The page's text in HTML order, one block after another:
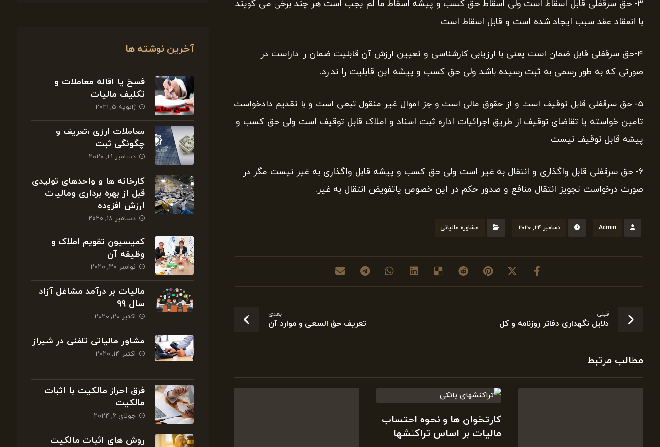
۳- حق سرقفلی قابل اسقاط است ولی اسقاط حق کسب و پیشه اسقاط ما لم یجب است هر چند برخی می گویند
با انعقاد عقد سبب ایجاد شده است و قابل اسقاط است.
۴-حق سرقفلی قابل ضمان است یعنی با ارزیابی کارشناسی و تعیین ارزش آن قابلیت ضمان را داراست در
صورتی که به طور رسمی به ثبت رسیده باشد ولی حق کسب و پیشه این قابلیت را ندارد.
۵- حق سرقفلی قابل توقیف است و از حقوق مالی است و جز اموال غیر منقول تبعی است و با تقدیم دادخواست
تامین خواسته یا تقاضای توقیف از طریق اجرائیات اداره ثبت اسناد و املاک قابل توقیف است ولی حق کسب و
پیشه قابل توقیف نیست.
۶- حق سرقفلی قابل واگذاری و انتقال به غیر است ولی حق کسب و پیشه قابل واگذاری به غیر نیست مگر در
صورت درخواست تجویز انتقال منافع و صدور حکم در این خصوص یاتفویض انتقال به غیر.
Admin دسامبر ۲۴, ۲۰۲۰ مشاوره مالیاتی
قبلی
دلایل نگهداری دفاتر روزنامه و کل
بعدی
تعریف حق السعی و موارد آن
مطالب مرتبط
کارتخوان ها و نحوه احتساب
مالیات بر اساس تراکنشها
آخرین نوشته ها
فسخ یا اقاله معاملات و
تکلیف مالیات
ژانویه ۵, ۲۰۲۱
معاملات ارزی ،تعریف و
چگونگی ثبت
دسامبر ۲۱, ۲۰۲۰
کارخانه ها و واحدهای تولیدی
قبل از بهره برداری ومالیات
ارزش افزوده
دسامبر ۱۸, ۲۰۲۰
کمیسیون تقویم املاک و
وظیفه آن
نوامبر ۳۰, ۲۰۲۰
مالیات بر درآمد مشاغل آزاد
سال ۹۹
اکتبر ۲۰, ۲۰۲۰
مشاور مالیاتی تلفنی در شیراز
اکتبر ۱۴, ۲۰۲۰
فرق احراز مالکیت با اثبات
مالکیت
جولای ۶, ۲۰۲۴
روش های اثبات مالکیت